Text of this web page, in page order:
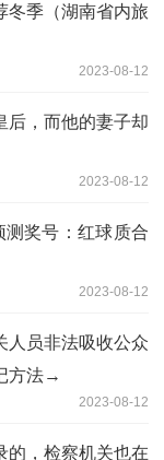
冬季（湖南省内旅
2023-08-12
后，而他的妻子却
2023-08-12
奖号：红球质合
2023-08-12
人员非法吸收公众
方法→
2023-08-12
的，检察机关也在